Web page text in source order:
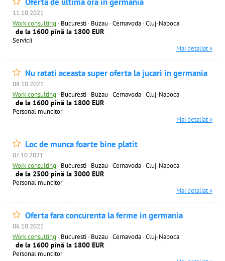
11.10.2021
Work consulting · Bucuresti · Buzau · Cernavoda · Cluj-Napoca
de la 1600 pînă la 1800 EUR
Servicii
Mai detaliat »
Nu ratati aceasta super oferta la jucari in germania
08.10.2021
Work consulting · Bucuresti · Buzau · Cernavoda · Cluj-Napoca
de la 1600 pînă la 1800 EUR
Personal muncitor
Mai detaliat »
Loc de munca foarte bine platit
07.10.2021
Work consulting · Bucuresti · Buzau · Cernavoda · Cluj-Napoca
de la 2500 pînă la 3000 EUR
Personal muncitor
Mai detaliat »
Oferta fara concurenta la ferme in germania
06.10.2021
Work consulting · Bucuresti · Buzau · Cernavoda · Cluj-Napoca
de la 1600 pînă la 1800 EUR
Personal muncitor